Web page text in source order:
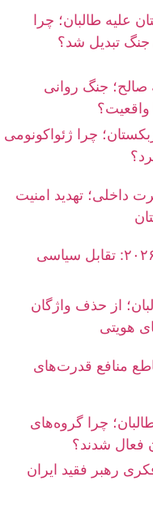
علیه طالبان؛ چرا
جنگ تبدیل شد؟
صالح؛ جنگ روانی
واقعیت؟
چرا ژئواکونومی
داخلی؛ تهدید امنیت
فینال جام جهانی ۲۰۲۶: تقابل سیاسی
از حذف واژگان
هویتی
منافع قدرت‌های
چرا گروه‌های
فعال شدند؟
رهبر فقید ایران